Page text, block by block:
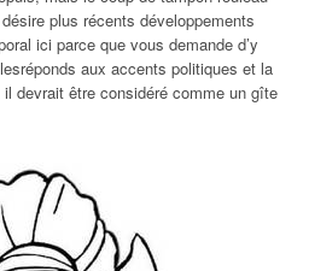
plus récents développements
ici parce que vous demande d’y
aux accents politiques et la
devrait être considéré comme un gîte